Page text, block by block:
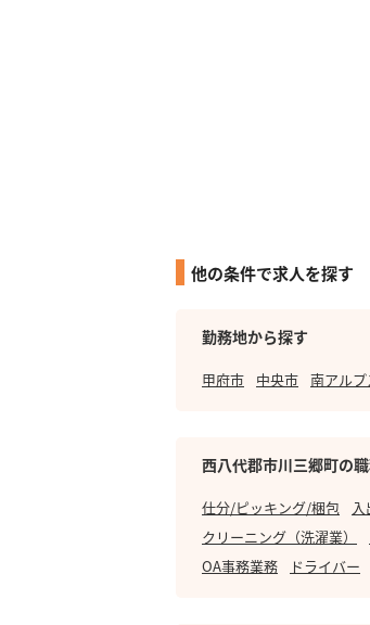
他の条件で求人を探す
勤務地から探す
甲府市 中央市 南アル
西八代郡市川三郷町の
仕分/ピッキング/梱包
クリーニング（洗濯業）
OA事務業務
ドライバー